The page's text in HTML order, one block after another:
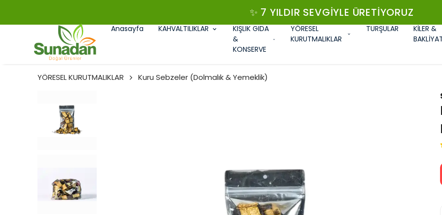
✨ 7 YILDIR SEVGIYLE ÜRETIYORUZ
Anasayfa KAHVALTILIKLAR
KIŞLIK GIDA
&
KONSERVE
YÖRESEL
KURUTMALIKLAR
TURŞULAR
KİLER &
YÖRESEL KURUTMALIKLAR
Kuru Sebzeler (Dolmalık & Yemeklik)